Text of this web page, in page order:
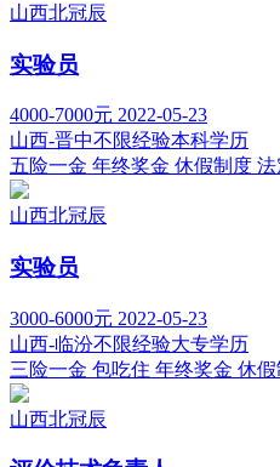
山西北冠辰
实验员
4000-7000元 2022-05-23
山西-晋中不限经验本科学历
五险一金 年终奖金 休假制度 法
山西北冠辰
实验员
3000-6000元 2022-05-23
山西-临汾不限经验大专学历
三险一金 包吃住 年终奖金 休
山西北冠辰